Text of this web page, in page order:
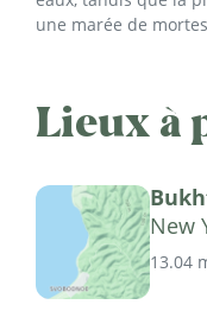
une marée de
Lieux à
New
13.04